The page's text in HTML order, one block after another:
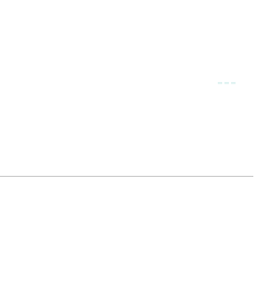
---